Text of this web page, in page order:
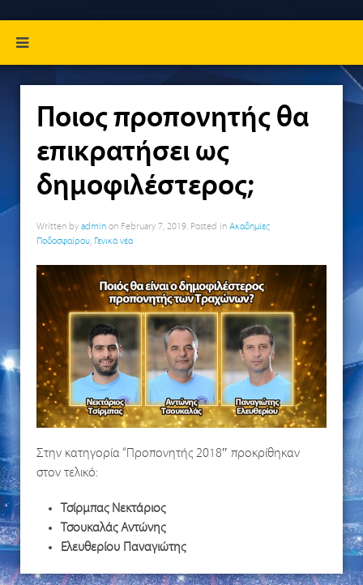
Ποιος προπονητής θα
επικρατήσει ως
δημοφιλέστερος;
Written by admin on February 7, 2019. Posted in Ακαδημίες
Ποδοσφαίρου, Γενικά νέα
Στην κατηγορία “Προπονητής 2018″ προκρίθηκαν
στον τελικό:
Τσίρμπας Νεκτάριος
Τσουκαλάς Αντώνης
Ελευθερίου Παναγιώτης